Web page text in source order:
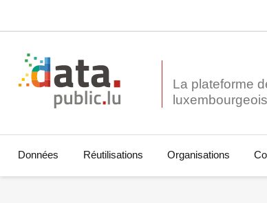
La plateforme
Données Réutilisations Organisations